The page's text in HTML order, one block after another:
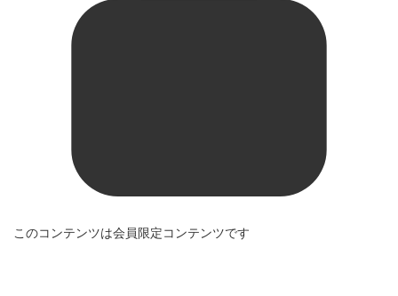
このコンテンツは会員限定コンテンツです